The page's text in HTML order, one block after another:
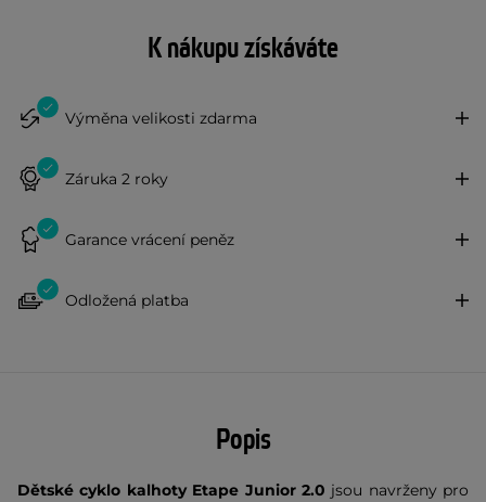
K nákupu získáváte
Výměna velikosti zdarma
Záruka 2 roky
Garance vrácení peněz
Odložená platba
Popis
Dětské cyklo kalhoty Etape Junior 2.0 jsou navrženy pro